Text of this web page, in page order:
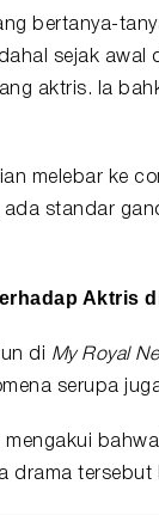
bertanya-
sejak awal
aktris. Ia
melebar ke
ada standar
Aktris
di My Royal
serupa
drama